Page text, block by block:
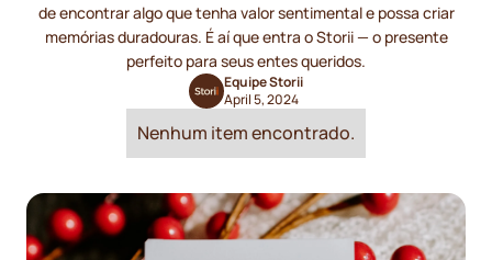
de encontrar algo que tenha valor sentimental e possa criar
memórias duradouras. É aí que entra o Storii — o presente
perfeito para seus entes queridos.
Equipe Storii
April 5, 2024
Nenhum item encontrado.